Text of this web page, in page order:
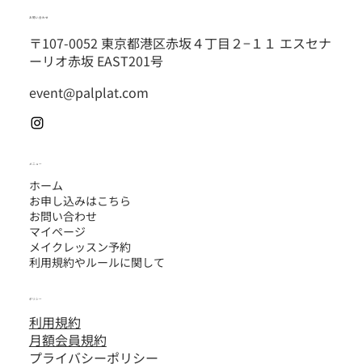
event@palplat.com
お問い合わせ
〒107-0052 東京都港区赤坂４丁目２−１１ エスセナ
ーリオ赤坂 EAST201号
ホーム
お申し込みはこちら
お問い合わせ
マイページ
メイクレッスン予約
利用規約やルールに関して
メニュー
利用規約
​月額会員規約
プライバシーポリシー
ポリシー